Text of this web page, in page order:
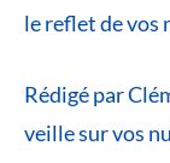
le reflet de vos
Rédigé par
veille sur vos